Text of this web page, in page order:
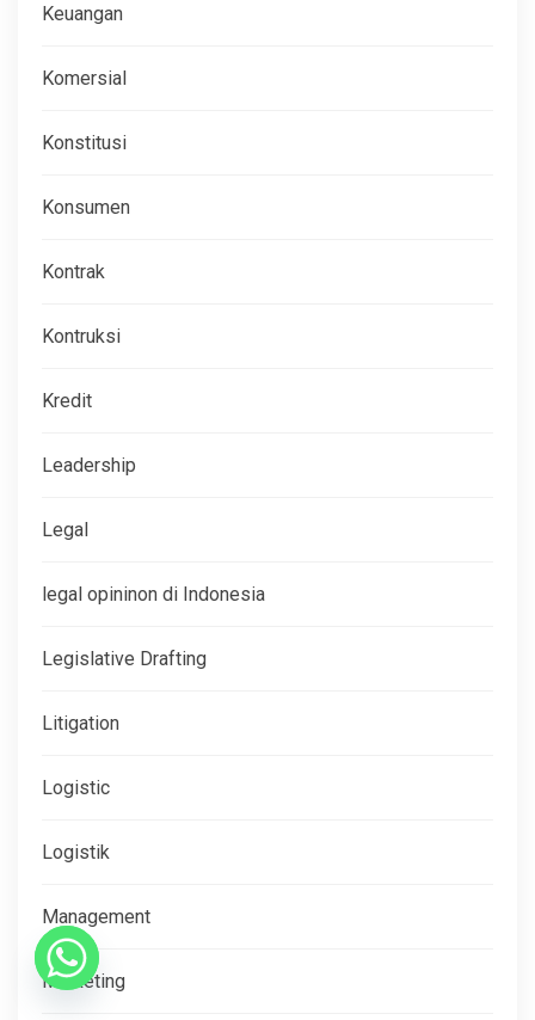
Keuangan
Komersial
Konstitusi
Konsumen
Kontrak
Kontruksi
Kredit
Leadership
Legal
legal opininon di Indonesia
Legislative Drafting
Litigation
Logistic
Logistik
Management
Marketing